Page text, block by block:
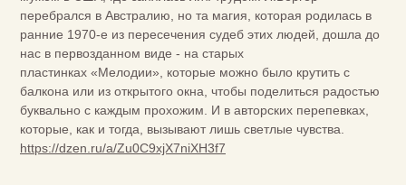
перебрался в Австралию, но та магия, которая родилась в
ранние 1970-е из пересечения судеб этих людей, дошла до
нас в первозданном виде - на старых
пластинках «Мелодии», которые можно было крутить с
балкона или из открытого окна, чтобы поделиться радостью
буквально с каждым прохожим. И в авторских перепевках,
которые, как и тогда, вызывают лишь светлые чувства.
https://dzen.ru/a/Zu0C9xjX7niXH3f7